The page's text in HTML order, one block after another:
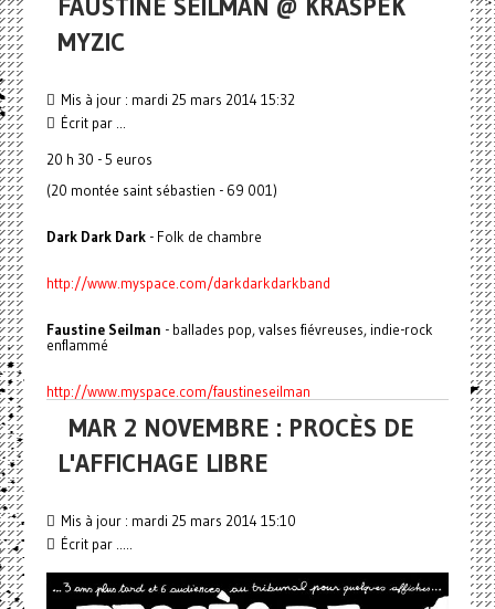
FAUSTINE SEILMAN @ KRASPEK
MYZIC
Mis à jour : mardi 25 mars 2014 15:32
Écrit par ...
20 h 30 - 5 euros
(20 montée saint sébastien - 69 001)
Dark Dark Dark- Folk de chambre
http://www.myspace.com/darkdarkdarkband
Faustine Seilman - ballades pop, valses fiévreuses, indie-rock
enflammé
http://www.myspace.com/faustineseilman
MAR 2 NOVEMBRE : PROCÈS DE
L'AFFICHAGE LIBRE
Mis à jour : mardi 25 mars 2014 15:10
Écrit par .....